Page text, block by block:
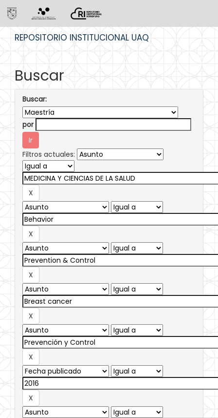
REPOSITORIO INSTITUCIONAL UAQ
Buscar
Buscar:
por
Filtros actuales: